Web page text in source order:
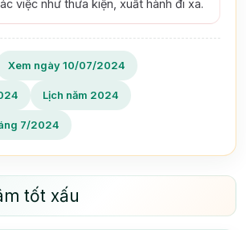
việc như thưa kiện, xuất hành đi xa.
Xem ngày 10/07/2024
Lịch năm 2024
7/2024
tốt xấu